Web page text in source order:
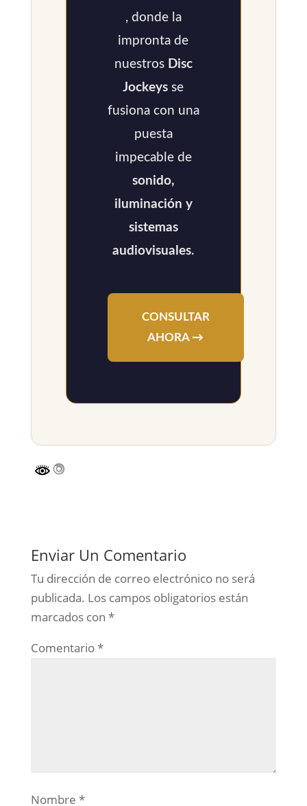
, donde la
impronta de
nuestros Disc
Jockeys se
fusiona con una
puesta
impecable de
sonido,
iluminación y
sistemas
audiovisuales.
CONSULTAR
AHORA →
Enviar Un Comentario
Tu dirección de correo electrónico no será
publicada. Los campos obligatorios están
marcados con *
Comentario*
Nombre *